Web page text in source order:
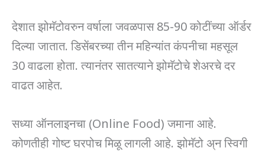
देशात झोमॅटोवरुन वर्षाला जवळपास 85-90 कोटींच्या ऑर्डर
दिल्या जातात. डिसेंबरच्या तीन महिन्यांत कंपनीचा महसूल
30 वाढला होता. त्यानंतर सातत्याने झोमॅटोचे शेअरचे दर
वाढत आहेत.
सध्या ऑनलाइनचा (Online Food) जमाना आहे.
कोणतीही गोष्ट घरपोच मिळू लागली आहे. झोमॅटो अ्न स्विगी